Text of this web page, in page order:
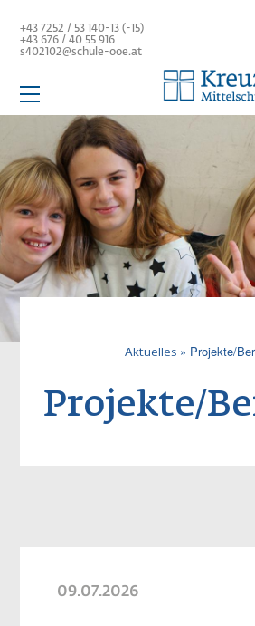
zum
Inhalt
+43 7252 / 53 140-13 (-15)
+43 676 /40 55 916
s402102@schule-ooe.at
Hauptnavigation
Schule
Aktuelles
Team
Mittelschule
Service / Links
Aktuelles Projekte/
Projekte/
09.07.2026